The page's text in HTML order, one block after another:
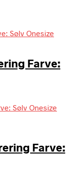
Farve:
Farve: